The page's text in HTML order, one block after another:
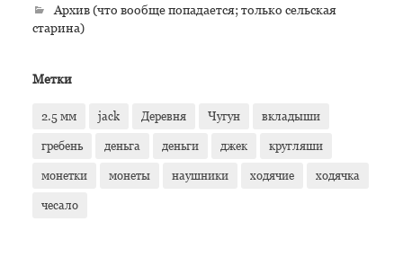
Архив (что вообще попадается; только сельская
старина)
Метки
2.5 мм jack Деревня Чугун вкладыши
гребень деньга деньги джек кругляши
монетки монеты наушники ходячие ходячка
чесало